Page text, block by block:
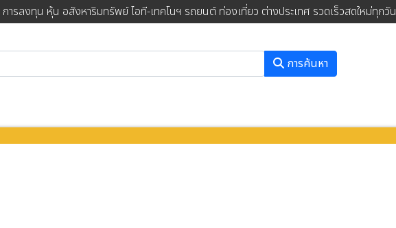
รลงทุน หุ้น อสังหาริมทรัพย์ ไอที-เทคโนฯ รถยนต์ ท่องเที่ยว ต่างประเทศ รวดเร็วสดใหม่ทุกวัน
การค้นหา